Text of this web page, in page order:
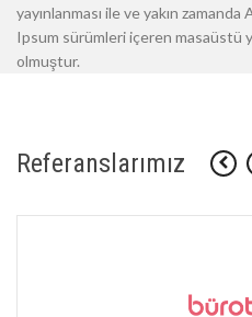
yayınlanması ile ve yakın
Ipsum sürümleri içeren masaüstü
olmuştur.
Referanslarımız